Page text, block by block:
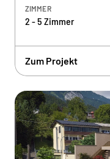
ZIMMER
2 - 5 Zimmer
Zum Projekt